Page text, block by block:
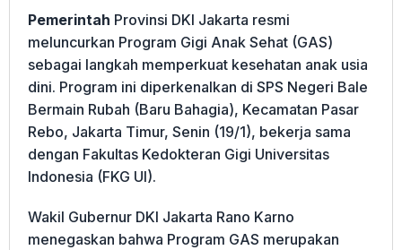
Pemerintah Provinsi DKI Jakarta resmi
meluncurkan Program Gigi Anak Sehat (GAS)
sebagai langkah memperkuat kesehatan anak usia
dini. Program ini diperkenalkan di SPS Negeri Bale
Bermain Rubah (Baru Bahagia), Kecamatan Pasar
Rebo, Jakarta Timur, Senin (19/1), bekerja sama
dengan Fakultas Kedokteran Gigi Universitas
Indonesia (FKG UI).
Wakil Gubernur DKI Jakarta Rano Karno
menegaskan bahwa Program GAS merupakan